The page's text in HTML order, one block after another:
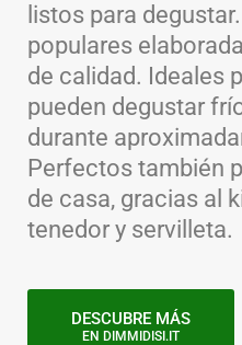
listos para
populares
de calidad. Ideales
pueden degustar
durante
Perfectos también
de casa, gracias al
tenedor y servilleta.
DESCUBRE MÁS
EN DIMMIDISI.IT